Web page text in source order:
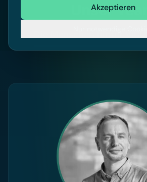
Unser Team
Akzeptieren